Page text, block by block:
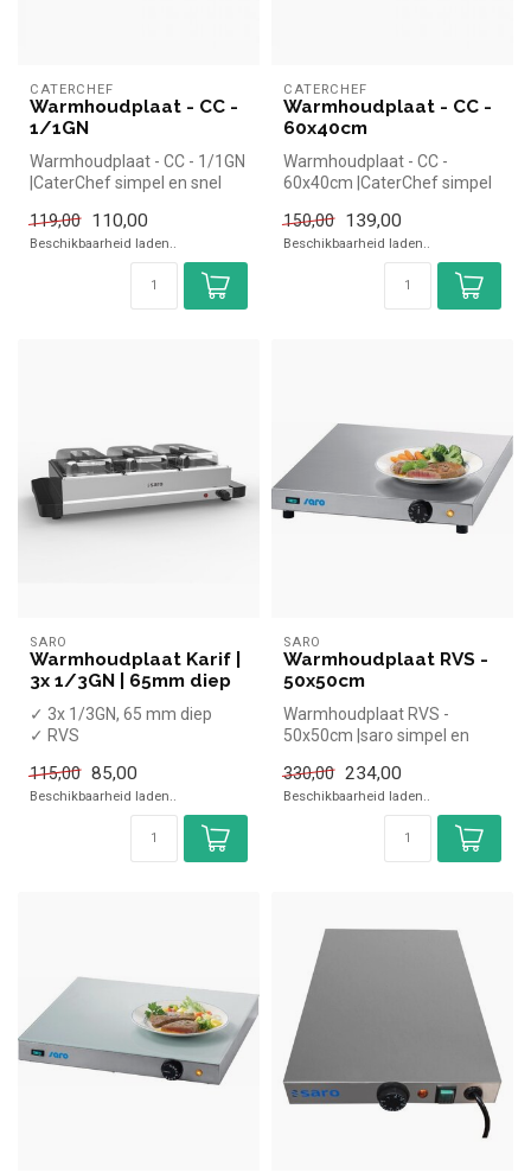
CATERCHEF
Warmhoudplaat - CC -
1/1GN
Warmhoudplaat - CC - 1/1GN
|CaterChef simpel en snel
119,00
110,00
Beschikbaarheid laden..
CATERCHEF
Warmhoudplaat - CC -
60x40cm
Warmhoudplaat - CC -
60x40cm |CaterChef simpel
horeca. ...
150,00 139,00
Beschikbaarheid laden..
SARO
Warmhoudplaat Karif |
3x 1/3GN | 65mm diep
✓ 3x 1/3GN, 65 mm diep
✓ RVS
✓ Hoogte 65,7 cm, breedte
38,1 cm, ...
115,00 85,00
Beschikbaarheid laden..
SARO
Warmhoudplaat RVS -
50x50cm
Warmhoudplaat RVS -
50x50cm |saro simpel en
Overzi...
330,00 234,00
Beschikbaarheid laden..